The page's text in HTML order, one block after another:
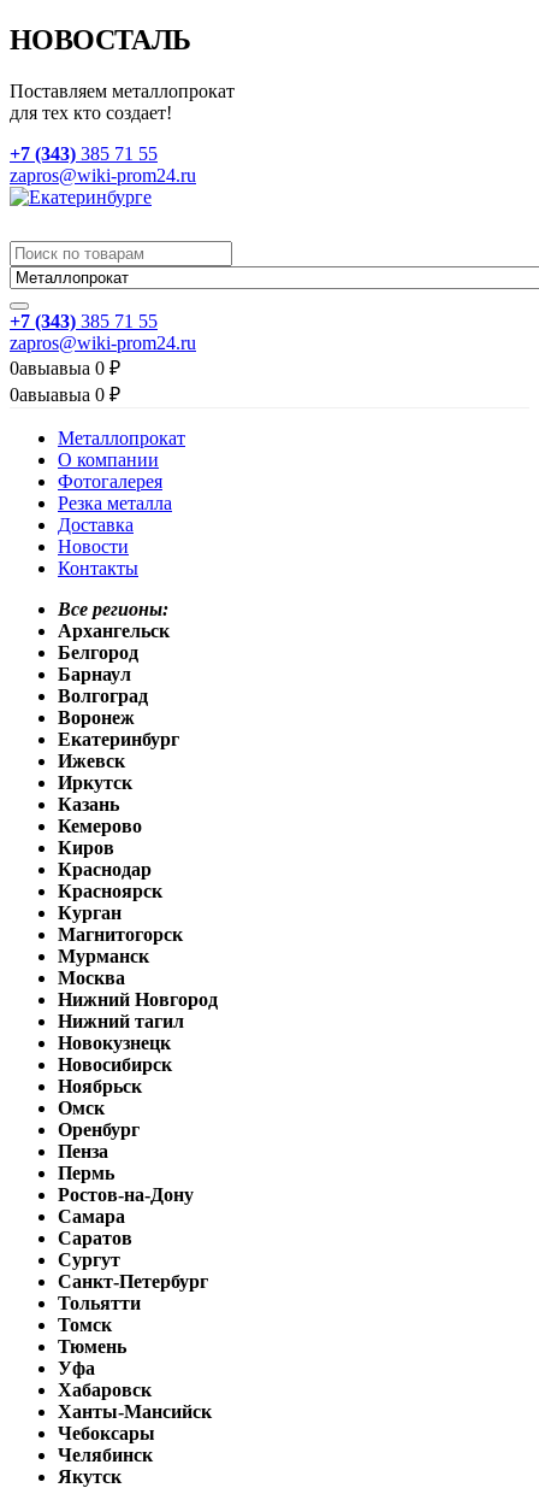
НОВОСТАЛЬ
Поставляем металлопрокат
для тех кто создает!
+7 (343) 385 71 55
zapros@wiki-prom24.ru
+7 (343) 385 71 55
zapros@wiki-prom24.ru
0авыавыа 0 ₽
0авыавыа 0 ₽
Металлопрокат
О компании
Фотогалерея
Резка металла
Доставка
Новости
Контакты
Все регионы:
Архангельск
Белгород
Барнаул
Волгоград
Воронеж
Екатеринбург
Ижевск
Иркутск
Казань
Кемерово
Киров
Краснодар
Красноярск
Курган
Магнитогорск
Мурманск
Москва
Нижний Новгород
Нижний тагил
Новокузнецк
Новосибирск
Ноябрьск
Омск
Оренбург
Пенза
Пермь
Ростов-на-Дону
Самара
Саратов
Сургут
Санкт-Петербург
Тольятти
Томск
Тюмень
Уфа
Хабаровск
Ханты-Мансийск
Чебоксары
Челябинск
Якутск